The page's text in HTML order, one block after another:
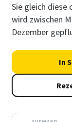
Sie gleich diese
wird zwischen
Dezember
In